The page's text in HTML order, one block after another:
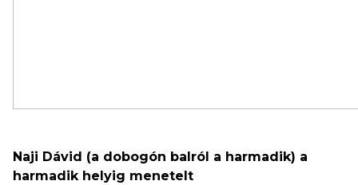
Naji Dávid (a dobogón balról a harmadik) a
harmadik helyig menetelt